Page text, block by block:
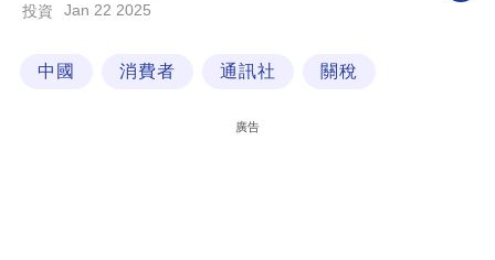
科
投資 Jan 22 2025
中國 消費者 通訊社 關稅
廣告